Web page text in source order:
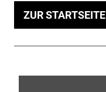
ZUR STARTSEITE